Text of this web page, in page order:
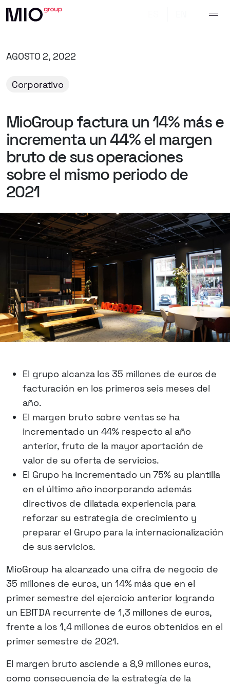
AGOSTO 2, 2022
Corporativo
MioGroupfactura un14% máse
incrementa un 44%el margen
brutodesusoperaciones
sobreel mismo periodode
2021
El grupo alcanza los 35 millones de euros de
facturación en los primeros seis meses del
año.
El margen bruto sobre ventas se ha
incrementado un 44% respecto al año
anterior, fruto de la mayor aportación de
valor de su oferta de servicios.
El Grupo ha incrementado un 75% su plantilla
en el último año incorporando además
directivos de dilatada experiencia para
reforzar su estrategia de crecimiento y
preparar el Grupo para la internacionalización
de sus servicios.
MioGroup ha alcanzado una cifra de negocio de
35 millones de euros, un 14% más que en el
primer semestre del ejercicio anterior logrando
un EBITDA recurrente de 1,3 millones de euros,
frente a los 1,4 millones de euros obtenidos en el
primer semestre de 2021.
El margen bruto asciende a 8,9 millones euros,
como consecuencia de la estrategía de la